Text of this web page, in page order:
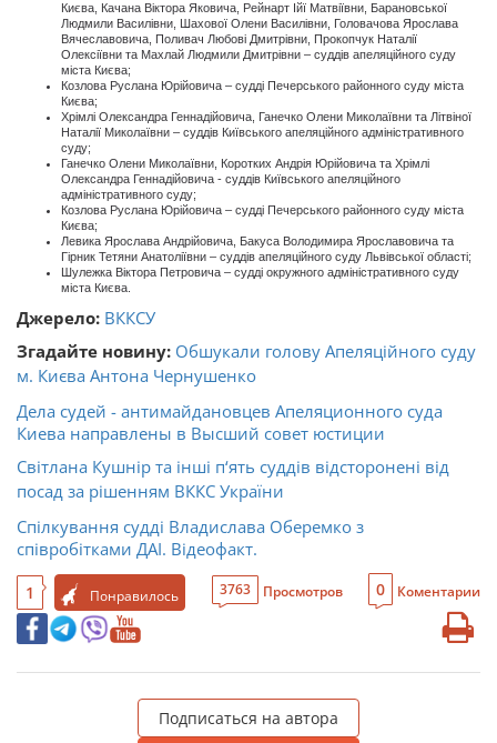
Києва, Качана Віктора Яковича, Рейнарт Ійї Матвіївни, Барановської
Людмили Василівни, Шахової Олени Василівни, Головачова Ярослава
Вячеславовича, Поливач Любові Дмитрівни, Прокопчук Наталії
Олексіївни та Махлай Людмили Дмитрівни – суддів апеляційного суду
міста Києва;
Козлова Руслана Юрійовича – судді Печерського районного суду міста
Києва;
Хрімлі Олександра Геннадійовича, Ганечко Олени Миколаївни та Літвіної
Наталії Миколаївни – суддів Київського апеляційного адміністративного
суду;
Ганечко Олени Миколаївни, Коротких Андрія Юрійовича та Хрімлі
Олександра Геннадійовича - суддів Київського апеляційного
адміністративного суду;
Козлова Руслана Юрійовича – судді Печерського районного суду міста
Києва;
Левика Ярослава Андрійовича, Бакуса Володимира Ярославовича та
Гірник Тетяни Анатоліївни – суддів апеляційного суду Львівської області;
Шулежка Віктора Петровича – судді окружного адміністративного суду
міста Києва.
Джерело: ВККСУ
Згадайте новину: Обшукали голову Апеляційного суду
м. Києва Антона Чернушенко
Дела судей - антимайдановцев Апеляционного суда
Киева направлены в Высший совет юстиции
Світлана Кушнір та інші п‘ять суддів відсторонені від
посад за рішенням ВККС України
Спілкування судді Владислава Оберемко з
співробітками ДАІ. Відеофакт.
1 Понравилось 3763 Просмотров 0 Коментарии
Подписаться на автора